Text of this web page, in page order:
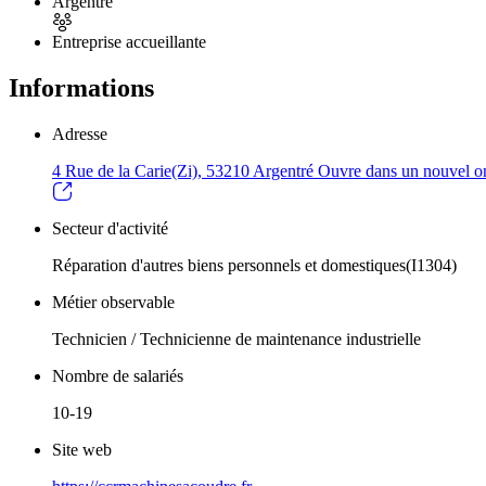
Entreprise accueillante
Informations
Adresse
4 Rue de la Carie(Zi), 53210 Argentré Ouvre dans un nouvel
Secteur d'activité
Réparation d'autres biens personnels et domestiques(I1304)
Métier observable
Technicien / Technicienne de maintenance industrielle
Nombre de salariés
10-19
Site web